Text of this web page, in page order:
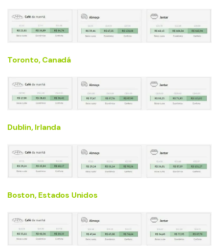
Toronto, Canadá
Dublin, Irlanda
Boston, Estados Unidos